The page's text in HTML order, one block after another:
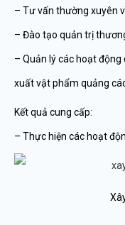
– Tư vấn thường xuyên
– Đào tạo quản trị
– Quản lý các hoạt
xuất vật phẩm quảng
Kết quả cung cấp:
– Thực hiện các hoạt